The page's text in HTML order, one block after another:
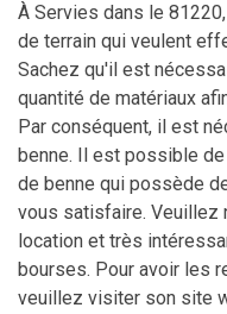
À Servies dans le
de terrain qui veulent
Sachez qu'il est
quantité de matériaux
Par conséquent, il est
benne. Il est possible
de benne qui possède
vous satisfaire. Veuillez
location et très
bourses. Pour avoir les
veuillez visiter son site